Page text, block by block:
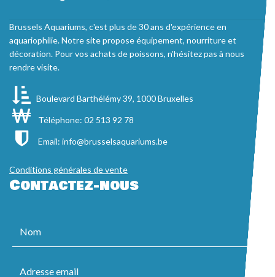
Brussels Aquariums, c'est plus de 30 ans d'expérience en
aquariophilie. Notre site propose équipement, nourriture et
décoration. Pour vos achats de poissons, n'hésitez pas à nous
rendre visite.
Boulevard Barthélémy 39, 1000 Bruxelles
Téléphone: 02 513 92 78
Email: info@brusselsaquariums.be
Conditions générales de vente
Contactez-nous